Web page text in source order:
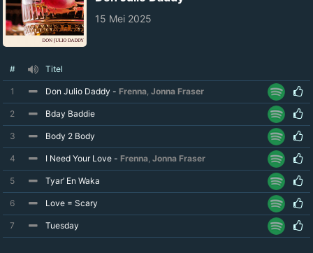
15 Mei 2025
# Titel
1 Don Julio Daddy - Frenna, Jonna Fraser
2 Bday Baddie
3 Body 2 Body
4 I Need Your Love - Frenna, Jonna Fraser
5 Tyar’ En Waka
6 Love = Scary
7 Tuesday